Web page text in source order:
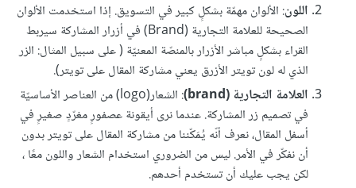
اللون: الألوان مهمّة بشكلٍ كبير في التسويق. إذا استخدمت الألوان
الصحيحة للعلامة التجارية (Brand) في أزرار المشاركة سيربط
القراء بشكلٍ مباشر الأزرار بالمنصّة المعنيّة ( على سبيل المثال: الزر
الذي له لون تويتر الأزرق يعني مشاركة المقال على تويتر).
العلامة التجارية (brand)
: الشعار(logo) من العناصر الأساسيّة
في تصميم زر المشاركة. عندما نرى أيقونة عصفورٍ مغرّدٍ صغيرٍ في
أسفل المقال، نعرف أنّه يُمَكّننا من مشاركة المقال على تويتر بدون
أن نفكّر في الأمر. ليس من الضروري استخدام الشعار واللون معًا ،
لكن يجب عليك أن تستخدم أحدهم.